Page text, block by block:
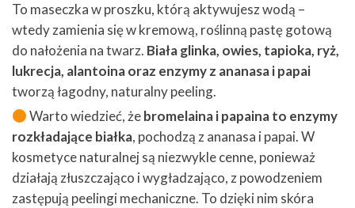
To maseczka w proszku, którą aktywujesz wodą –
wtedy zamienia się w kremową, roślinną pastę gotową
do nałożenia na twarz. Biała glinka, owies, tapioka, ryż,
lukrecja, alantoina oraz enzymy z ananasa i papai
tworzą łagodny, naturalny peeling.
Warto wiedzieć, żebromelaina i papaina to enzymy
rozkładające białka, pochodzą z ananasa i papai. W
kosmetyce naturalnej są niezwykle cenne, ponieważ
działają złuszczająco i wygładzająco, z powodzeniem
zastępują peelingi mechaniczne. To dzięki nim skóra